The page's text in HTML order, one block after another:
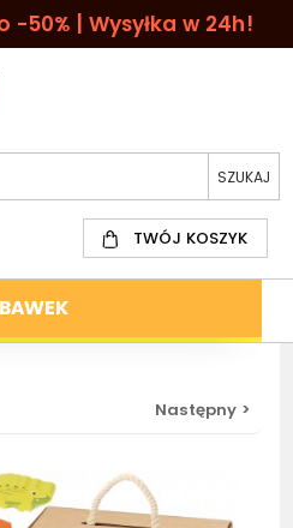
-50% | Wysyłka w 24h!
TWÓJ KOSZYK
Następny >